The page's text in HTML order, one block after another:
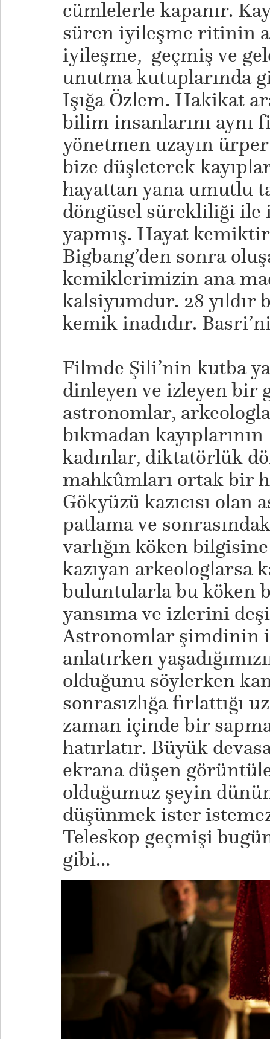
cümlelerle kapanır.
süren iyileşme ritinin
iyileşme, geçmiş ve
unutma kutuplarında
Işığa Özlem. Hakikat
bilim insanlarını aynı
yönetmen uzayın
bize düşleterek
hayattan yana umutlu
döngüsel sürekliliği
yapmış. Hayat
Bigbang’den sonra
kemiklerimizin ana
kalsiyumdur. 28 yıldır
kemik inadıdır.
Filmde Şili’nin kutba
dinleyen ve izleyen bir
astronomlar,
bıkmadan
kadınlar, diktatörlük
mahkûmları ortak bir
Gökyüzü kazıcısı
patlama ve
varlığın köken
kazıyan arkeologlarsa
buluntularla bu köken
yansıma ve izlerini
Astronomlar şimdinin
anlatırken
olduğunu söylerken
sonrasızlığa
zaman içinde bir
hatırlatır. Büyük
ekrana düşen
olduğumuz şeyin
düşünmek ister
Teleskop geçmişi
gibi…